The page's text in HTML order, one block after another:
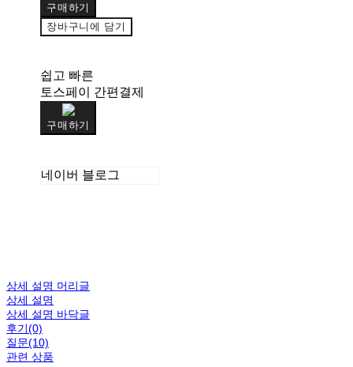
구매하기
장바구니에 담기
쉽고 빠른
토스페이 간편결제
구매하기
네이버 블로그
상세 설명 머리글
상세 설명
상세 설명 바닥글
후기(0)
질문(10)
관련 상품